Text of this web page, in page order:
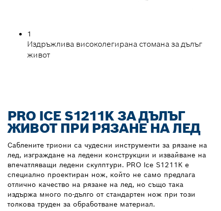
1
Издръжлива високолегирана стомана за дълъг
живот
PRO ICE S1211K ЗА ДЪЛЪГ
ЖИВОТ ПРИ РЯЗАНЕ НА ЛЕД
Саблените триони са чудесни инструменти за рязане на
лед, изграждане на ледени конструкции и извайване на
впечатляващи ледени скулптури. PRO Ice S1211K е
специално проектиран нож, който не само предлага
отлично качество на рязане на лед, но също така
издържа много по-дълго от стандартен нож при този
толкова труден за обработване материал.